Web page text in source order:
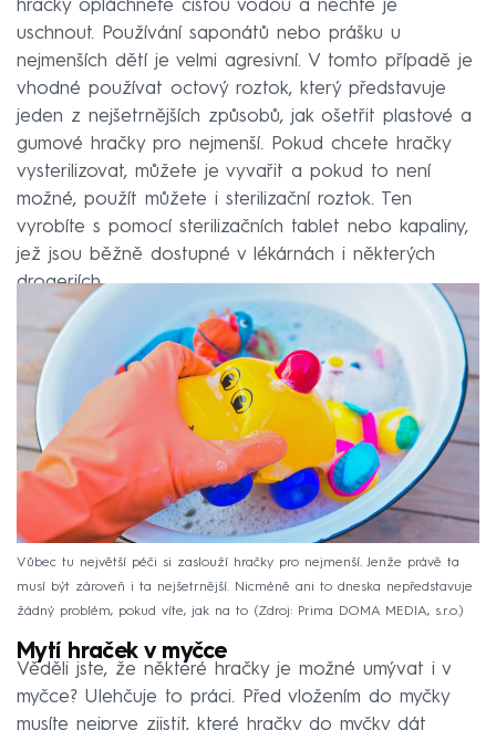
hračky opláchněte čistou vodou a nechte je
uschnout. Používání saponátů nebo prášku u
nejmenších dětí je velmi agresivní. V tomto případě je
vhodné používat octový roztok, který představuje
jeden z nejšetrnějších způsobů, jak ošetřit plastové a
gumové hračky pro nejmenší. Pokud chcete hračky
vysterilizovat, můžete je vyvařit a pokud to není
možné, použít můžete i sterilizační roztok. Ten
vyrobíte s pomocí sterilizačních tablet nebo kapaliny,
jež jsou běžně dostupné v lékárnách i některých
drogeriích.
Vůbec tu největší péči si zaslouží hračky pro nejmenší. Jenže právě ta
musí být zároveň i ta nejšetrnější. Nicméně ani to dneska nepředstavuje
žádný problém, pokud víte, jak na to
Zdroj: Prima DOMA MEDIA, s.r.o.
Mytí hraček v myčce
Věděli jste, že některé hračky je možné umývat i v
myčce? Ulehčuje to práci. Před vložením do myčky
musíte nejprve zjistit, které hračky do myčky dát